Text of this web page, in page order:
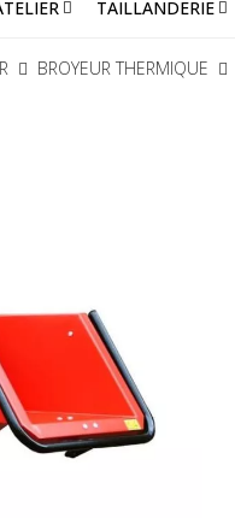
TAILLANDERIE
BROYEUR THERMIQUE